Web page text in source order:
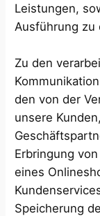
Leistungen,
Ausführung zu
Zu den
den von der
unsere
Erbringung
eines
Speicherung